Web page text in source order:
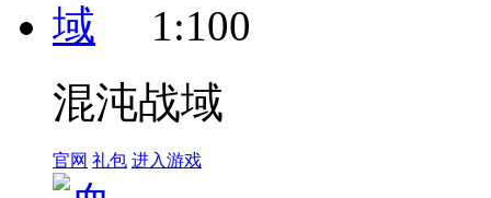
1:100
混沌战域
官网 礼包 进入游戏